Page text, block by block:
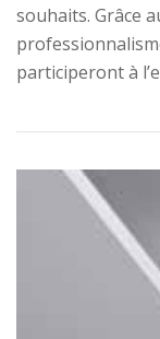
souhaits. Grâce
participeront à